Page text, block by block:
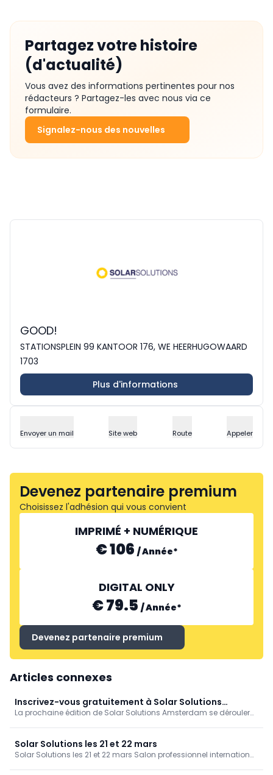
Partagez votre histoire
(d'actualité)
Vous avez des informations pertinentes pour nos
rédacteurs ? Partagez-les avec nous via ce
formulaire.
Signalez-nous des nouvelles
GOOD!
STATIONSPLEIN 99 KANTOOR 176, WE HEERHUGOWAARD
1703
Plus d'informations
Envoyer un mail Site web Route Appeler
Devenez partenaire premium
Choisissez l'adhésion qui vous convient
IMPRIMÉ + NUMÉRIQUE
€ 106 /Année*
DIGITAL ONLY
€ 79.5 /Année*
Devenez partenaire premium
Articles connexes
Inscrivez-vous gratuitement à Solar Solutions
Amsterdam
La prochaine édition de Solar Solutions Amsterdam se déroulera
séminaires passionnants présentés par des exposants de
premier plan.
Solar Solutions les 21 et 22 mars
Solar Solutions les 21 et 22 mars Salon professionnel international